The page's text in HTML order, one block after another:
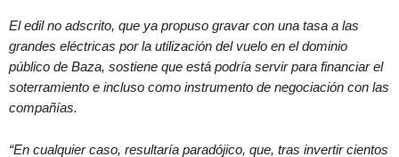
El edil no adscrito, que ya propuso gravar con una tasa a las
grandes eléctricas por la utilización del vuelo en el dominio
público de Baza, sostiene que está podría servir para financiar el
soterramiento e incluso como instrumento de negociación con las
compañías.
“En cualquier caso, resultaría paradójico, que, tras invertir cientos